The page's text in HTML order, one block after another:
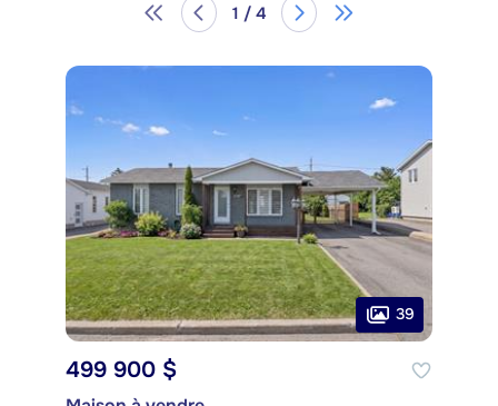
1 / 4
39
499 900 $